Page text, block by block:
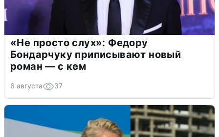
«Не просто слух»: Федору
Бондарчуку приписывают новый
роман — с кем
6 августа 37